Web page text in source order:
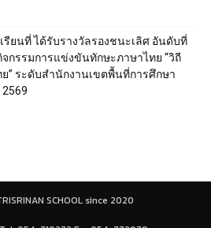
ยนที่ ได้รับรางวัลรองชนะเลิศ อันดับที่
กรรมการแข่งขันทักษะภาษาไทย “วิถี
” ระดับสำนักงานเขตพื้นที่การศึกษา
SCHOOL since 2020